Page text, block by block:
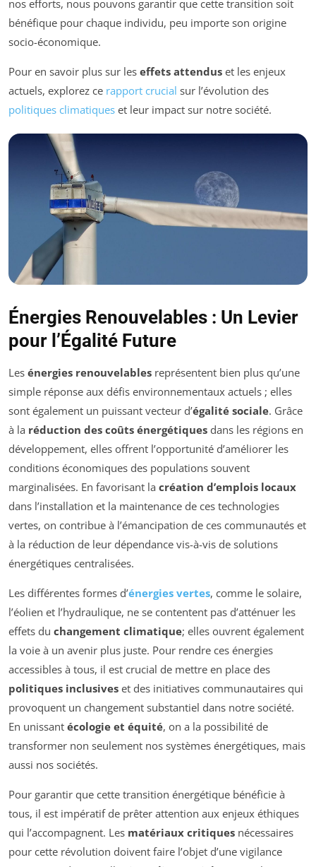
nos efforts, nous pouvons garantir que cette transition soit
bénéfique pour chaque individu, peu importe son origine
socio-économique.
Pour en savoir plus sur les effets attendus et les enjeux
actuels, explorez ce rapport crucial sur l’évolution des
politiques climatiques et leur impact sur notre société.
Énergies Renouvelables : Un Levier
pour l’Égalité Future
Les énergies renouvelables représentent bien plus qu’une
simple réponse aux défis environnementaux actuels ; elles
sont également un puissant vecteur d’égalité sociale. Grâce
à la réduction des coûts énergétiques dans les régions en
développement, elles offrent l’opportunité d’améliorer les
conditions économiques des populations souvent
marginalisées. En favorisant la création d’emplois locaux
dans l’installation et la maintenance de ces technologies
vertes, on contribue à l’émancipation de ces communautés et
à la réduction de leur dépendance vis-à-vis de solutions
énergétiques centralisées.
Les différentes formes d’énergies vertes, comme le solaire,
l’éolien et l’hydraulique, ne se contentent pas d’atténuer les
effets du changement climatique; elles ouvrent également
la voie à un avenir plus juste. Pour rendre ces énergies
accessibles à tous, il est crucial de mettre en place des
politiques inclusives et des initiatives communautaires qui
provoquent un changement substantiel dans notre société.
En unissant écologie et équité, on a la possibilité de
transformer non seulement nos systèmes énergétiques, mais
aussi nos sociétés.
Pour garantir que cette transition énergétique bénéficie à
tous, il est impératif de prêter attention aux enjeux éthiques
qui l’accompagnent. Les matériaux critiques nécessaires
pour cette révolution doivent faire l’objet d’une vigilance